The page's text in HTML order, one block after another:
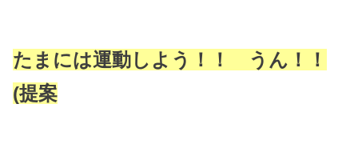
たまには運動しよう！！ うん！！
(提案